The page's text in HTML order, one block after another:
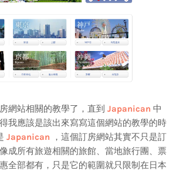
站相關的教學了，直到 Japanican 中
我應該是該出來寫寫這個網站的教學的時
Japanican ，這個訂房網站其實不只是訂
成所有旅遊相關的旅館、當地旅行團、票
全部都有，只是它的範圍就只限制在日本